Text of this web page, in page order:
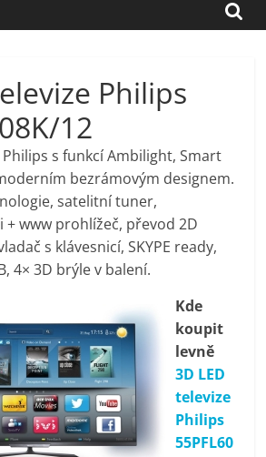
Philips
12
Philips s funkcí Ambilight, Smart
bezrámovým designem.
satelitní tuner,
+ www prohlížeč, převod 2D
s klávesnicí, SKYPE ready,
4× 3D brýle v balení.
Kde
koupit
levně
3D LED
televize
Philips
55PFL60